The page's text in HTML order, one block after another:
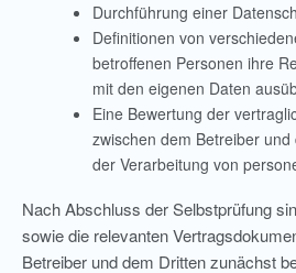
Durchführung einer
Definitionen von
betroffenen Personen ihre
mit den eigenen Daten
Eine Bewertung der
zwischen dem Betreiber
der Verarbeitung von
Nach Abschluss der Selbstprüfung
sowie die relevanten
Betreiber und dem Dritten zunächst